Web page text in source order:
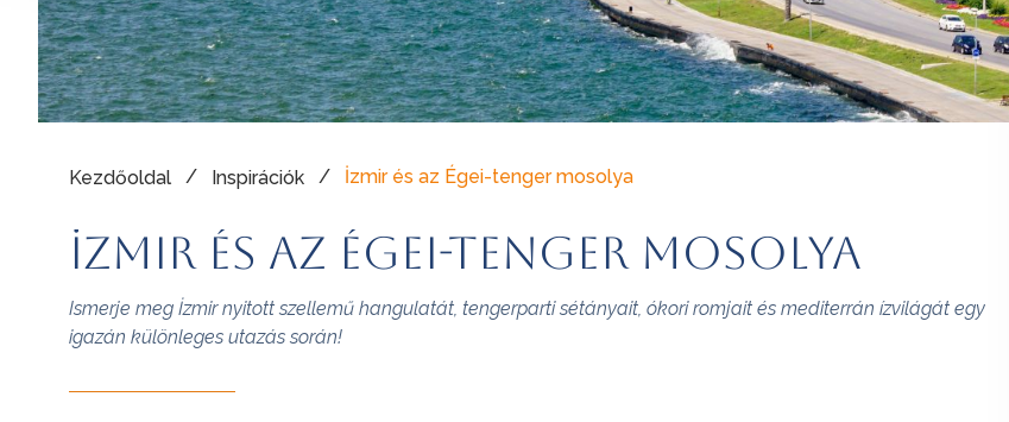
Kezdőoldal / Inspirációk / İzmir és az Égei-tenger mosolya
İzmir és az Égei-tenger mosolya
Ismerje meg İzmir nyitott szellemű hangulatát, tengerparti sétányait, ókori romjait és mediterrán ízvilágát egy
igazán különleges utazás során!